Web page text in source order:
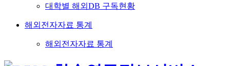
대학별 해외DB 구독현황
해외전자자료 통계
해외전자자료 통계